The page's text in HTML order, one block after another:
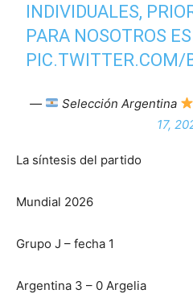
INDIVIDUALES,
PARA NOSOTROS
PIC.TWITTER.COM/
— Selección Argentina
17,
La síntesis del partido
Mundial 2026
Grupo J – fecha 1
Argentina 3 – 0 Argelia